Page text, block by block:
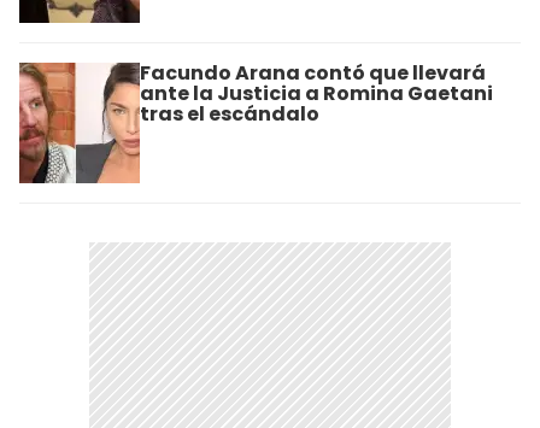
Facundo Arana contó que llevará
ante la Justicia a Romina Gaetani
tras el escándalo